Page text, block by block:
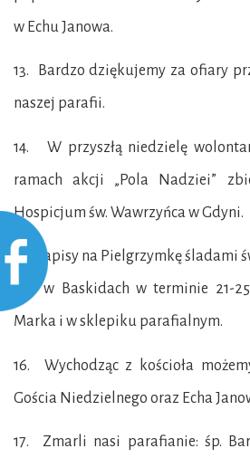
w Echu Janowa.
13. Bardzo dziękujemy za ofiary
naszej parafii.
14. W przyszłą niedzielę
ramach akcji „Pola Nadziei”
Hospicjum św. Wawrzyńca w Gdyni.
15. Zapisy na Pielgrzymkę śladami
JPII w Baskidach w terminie 21-
Marka i w sklepiku parafialnym.
16. Wychodząc z kościoła
Gościa Niedzielnego oraz Echa
17. Zmarli nasi parafianie: śp.